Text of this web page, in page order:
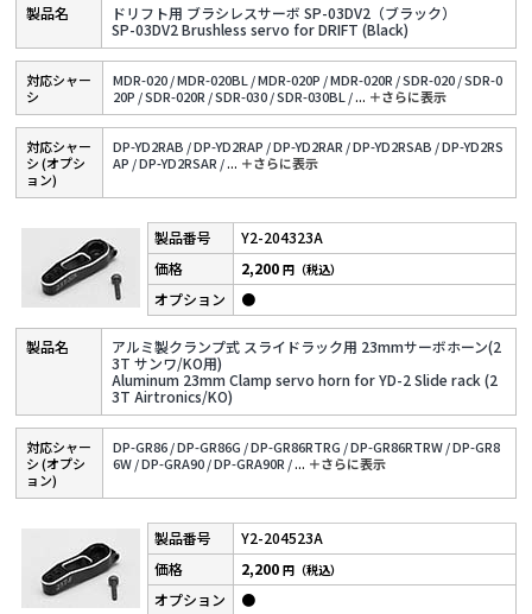
ドリフト用 ブラシレスサーボ SP-03DV2（ブラック）
SP-03DV2 Brushless servo for DRIFT (Black)
対応シャー
シ
MDR-020 /MDR-020BL /MDR-020P /MDR-020R /SDR-020 /SDR-0
20P /SDR-020R /SDR-030 /SDR-030BL /... ＋さらに表⽰
対応シャー
シ (オプシ
ョン)
DP-YD2RAB /DP-YD2RAP /DP-YD2RAR /DP-YD2RSAB /DP-YD2RS
AP /DP-YD2RSAR /... ＋さらに表⽰
Y2-204323A
アルミ製クランプ式 スライドラック用 23mmサーボホーン(2
3T サンワ/KO用)
Aluminum 23mm Clamp servo horn for YD-2 Slide rack (2
3T Airtronics/KO)
2,200円（税込）
●
対応シャー
シ (オプシ
ョン)
DP-GR86 /DP-GR86G /DP-GR86RTRG /DP-GR86RTRW /DP-GR8
6W /DP-GRA90 /DP-GRA90R /... ＋さらに表⽰
Y2-204523A
2,200円（税込）
●